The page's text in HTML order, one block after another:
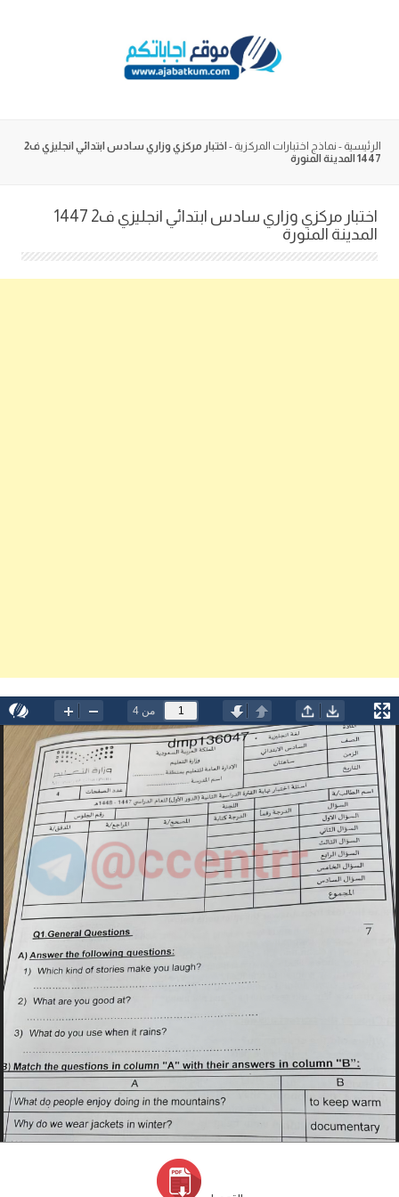
الرئيسية - نماذج اختبارات المركزية -
اختبار مركزي وزاري سادس ابتدائي انجليزي ف2
1447 المدينة المنورة
اختبار مركزي وزاري سادس ابتدائي انجليزي ف2 1447
المدينة المنورة